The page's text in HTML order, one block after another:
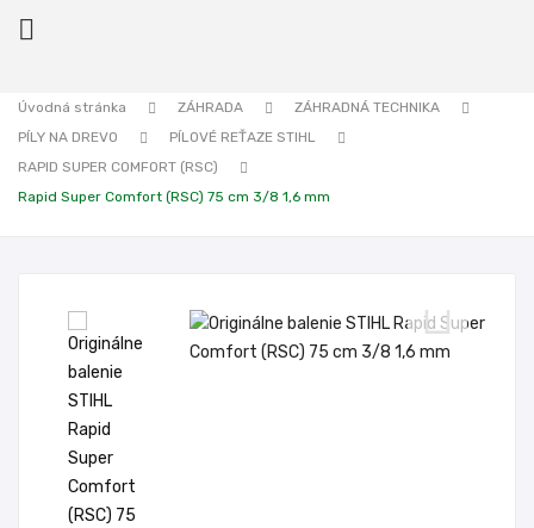

Úvodná stránka ZÁHRADA
ZÁHRADNÁ TECHNIKA
PÍLY NA DREVO
PÍLOVÉ REŤAZE STIHL
RAPID SUPER COMFORT (RSC)
Rapid Super Comfort (RSC) 75 cm 3/8 1,6 mm